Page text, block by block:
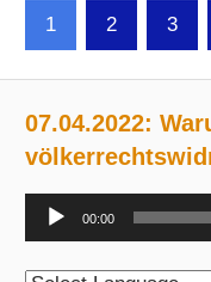
Beiträge
1 2 3
07.04.2022:
Audio-
Player
00:00